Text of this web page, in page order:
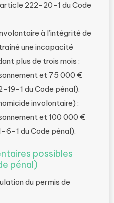
222-20-1 du Code
à l’intégrité de
une incapacité
plus de trois mois :
et 75 000 €
19-1 du Code pénal).
involontaire) :
et 100 000 €
6-1 du Code pénal).
possibles
pénal)
du permis de